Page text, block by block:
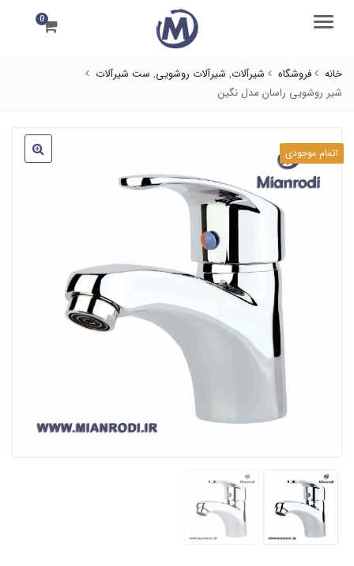
منو 0
خانه فروشگاه شیرآلات, شیرآلات روشویی, ست شیرآلات
شیر روشویی راسان مدل نگین
اتمام موجودی